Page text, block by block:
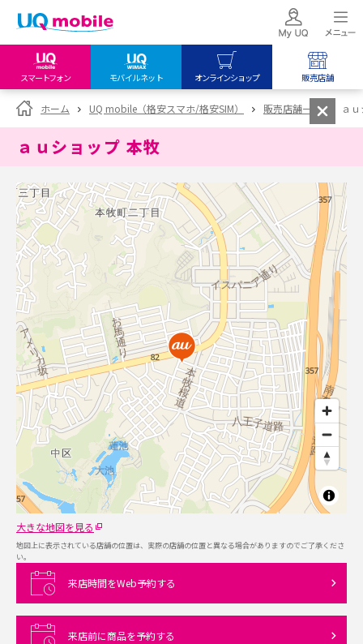
スマートフォン モバイルネット オンラインショップ 販売店舗
my UQ WiMAX
UQ WiMAX ご契約の方
My UQ mobile
UQ mobile
データチャージサイト
UQ mobile
オンラインショップ
UQ WiMAX
UQ mobile
販売店舗
UQ WiMAX
ホーム UQ mobile（格安スマホ/格安SIM） 販売店舗一覧 ａ
ａｕショップ 本牧
大きな地図を見る
地図上に表示されている店舗の位置は、実際の店舗の位置と異なる場合がありますのでご了承くださ
い。
来店時間をWeb予約する
来店前に商品を予約する